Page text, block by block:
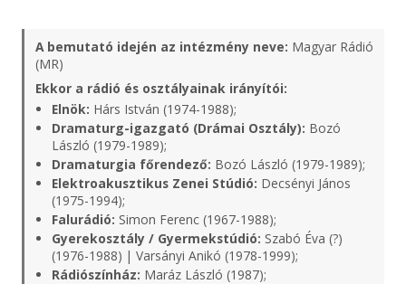
A bemutató idején az intézmény neve: Magyar Rádió
(MR)
Ekkor a rádió és osztályainak irányítói:
Elnök: Hárs István (1974-1988);
Dramaturg-igazgató (Drámai Osztály): Bozó
László (1979-1989);
Dramaturgia főrendező: Bozó László (1979-1989);
Elektroakusztikus Zenei Stúdió: Decsényi János
(1975-1994);
Falurádió: Simon Ferenc (1967-1988);
Gyerekosztály / Gyermekstúdió: Szabó Éva (?)
(1976-1988) | Varsányi Anikó (1978-1999);
Rádiószínház: Maráz László (1987);